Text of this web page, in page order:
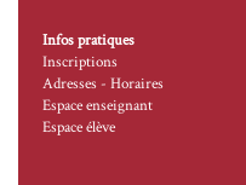
Infos pratiques
Inscriptions
Adresses - Horaires
Espace enseignant
Espace élève